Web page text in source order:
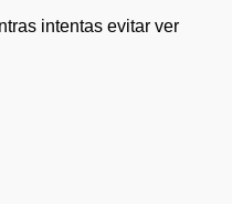
intentas evitar ver